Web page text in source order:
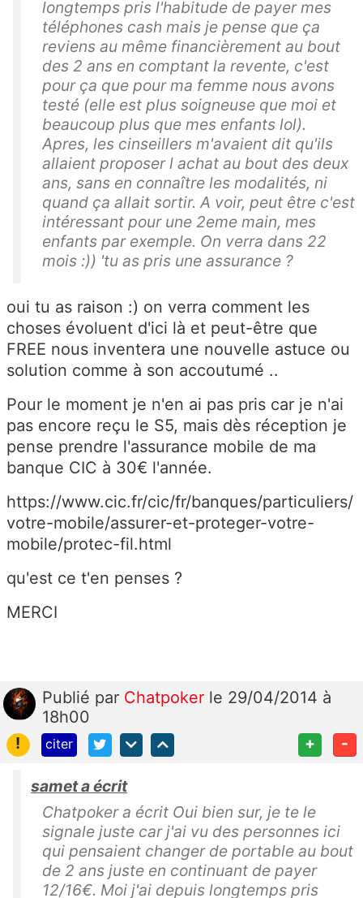
longtemps pris l'habitude de payer mes
téléphones cash mais je pense que ça
reviens au même financièrement au bout
des 2 ans en comptant la revente, c'est
pour ça que pour ma femme nous avons
testé (elle est plus soigneuse que moi et
beaucoup plus que mes enfants lol).
Apres, les cinseillers m'avaient dit qu'ils
allaient proposer l achat au bout des deux
ans, sans en connaître les modalités, ni
quand ça allait sortir. A voir, peut être c'est
intéressant pour une 2eme main, mes
enfants par exemple. On verra dans 22
mois :)) 'tu as pris une assurance ?
oui tu as raison :) on verra comment les
choses évoluent d'ici là et peut-être que
FREE nous inventera une nouvelle astuce ou
solution comme à son accoutumé ..
Pour le moment je n'en ai pas pris car je n'ai
pas encore reçu le S5, mais dès réception je
pense prendre l'assurance mobile de ma
banque CIC à 30€ l'année.
https://www.cic.fr/cic/fr/banques/particuliers/
votre-mobile/assurer-et-proteger-votre-
mobile/protec-fil.html
qu'est ce t'en penses ?
MERCI
Publié par Chatpoker le 29/04/2014 à
18h00
!
citer + -
samet a écrit
Chatpoker a écrit Oui bien sur, je te le
signale juste car j'ai vu des personnes ici
qui pensaient changer de portable au bout
de 2 ans juste en continuant de payer
12/16€. Moi j'ai depuis longtemps pris